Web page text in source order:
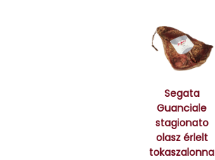
Segata
Guanciale
stagionato
olasz érlelt
tokaszalonna